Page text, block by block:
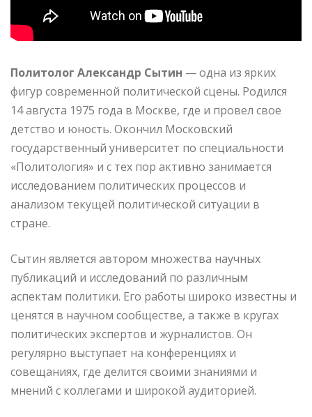
Политолог Александр Сытин — одна из ярких
фигур современной политической сцены. Родился
14 августа 1975 года в Москве, где и провел свое
детство и юность. Окончил Московский
государственный университет по специальности
«Политология» и с тех пор активно занимается
исследованием политических процессов и
анализом текущей политической ситуации в
стране.
Сытин является автором множества научных
публикаций и исследований по различным
аспектам политики. Его работы широко известны и
ценятся в научном сообществе, а также в кругах
политических экспертов и журналистов. Он
регулярно выступает на конференциях и
совещаниях, где делится своими знаниями и
мнений с коллегами и широкой аудиторией.